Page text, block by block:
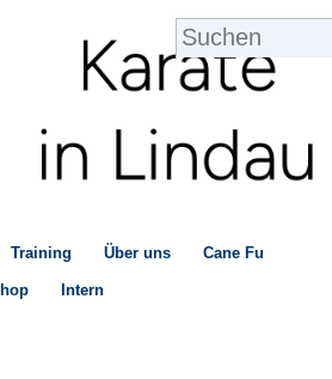
Training Über uns Cane Fu
Intern